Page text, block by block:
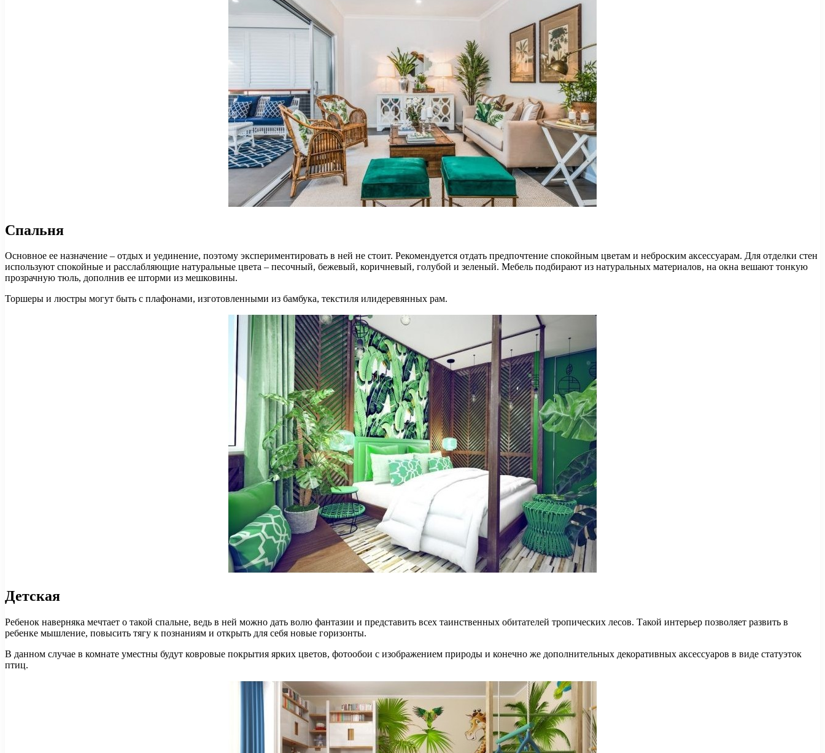
Спальня
Основное ее назначение – отдых и уединение, поэтому экспериментировать в ней не стоит. Рекомендуется отдать предпочтение спокойным цветам и неброским аксессуарам. Для отделки стен
используют спокойные и расслабляющие натуральные цвета – песочный, бежевый, коричневый, голубой и зеленый. Мебель подбирают из натуральных материалов, на окна вешают тонкую
прозрачную тюль, дополнив ее шторми из мешковины.
Торшеры и люстры могут быть с плафонами, изготовленными из бамбука, текстиля илидеревянных рам.
Детская
Ребенок наверняка мечтает о такой спальне, ведь в ней можно дать волю фантазии и представить всех таинственных обитателей тропических лесов. Такой интерьер позволяет развить в
ребенке мышление, повысить тягу к познаниям и открыть для себя новые горизонты.
В данном случае в комнате уместны будут ковровые покрытия ярких цветов, фотообои с изображением природы и конечно же дополнительных декоративных аксессуаров в виде статуэток
птиц.